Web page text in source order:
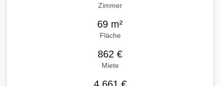
Zimmer
69 m²
Fläche
862 €
Miete